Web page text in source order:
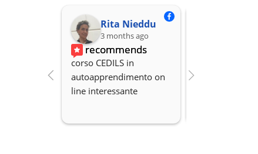
Rita Nieddu
3 months ago
recommends
corso CEDILS in
autoapprendimento on
line interessante